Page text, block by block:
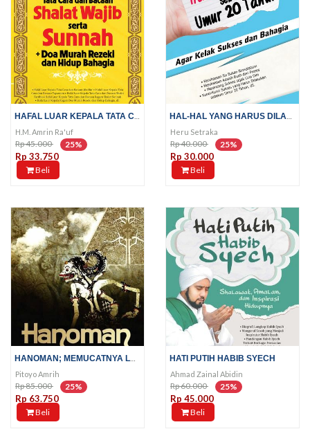
H.M. Amrin Ra'uf
Rp 45.000 25%
Rp 33.750
Beli
Heru Setraka
Rp 40.000 25%
Rp 30.000
Beli
Pitoyo Amrih
Rp 85.000 25%
Rp 63.750
Beli
HATI PUTIH HABIB SYECH
Ahmad Zainal Abidin
Rp 60.000 25%
Rp 45.000
Beli